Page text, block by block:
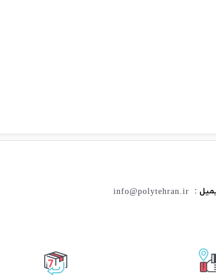
:
info@polytehran.ir